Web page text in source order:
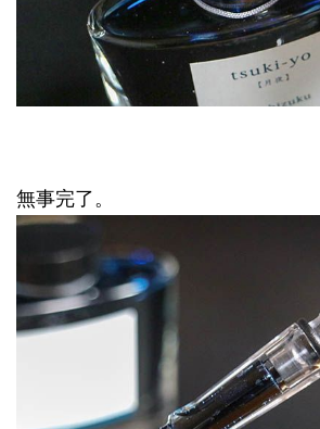
無事完了。